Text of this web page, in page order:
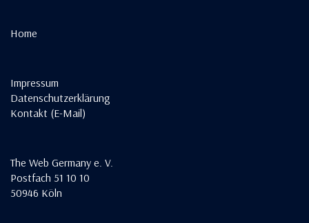
Home
Impressum
Datenschutzerklärung
Kontakt (E-Mail)
The Web Germany e. V.
Postfach 51 10 10
50946 Köln